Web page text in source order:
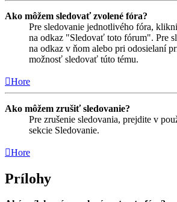
Ako môžem sledovať zvolené fóra?
Pre sledovanie jednotlivého fóra,
na odkaz "Sledovať toto fórum". Pre
na odkaz v ňom alebo pri odosielaní
možnosť sledovať túto tému.
Hore
Ako môžem zrušiť sledovanie?
Pre zrušenie sledovania, prejdite v
sekcie Sledovanie.
Hore
Prílohy